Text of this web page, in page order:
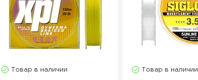
Товар в наличии Товар в наличии